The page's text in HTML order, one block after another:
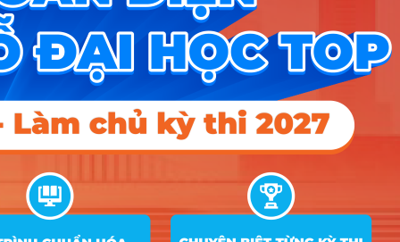
X26
25 7480201LKDTNN
Công nghệ
thông tin (Liên
kết Đài Loan)
A00;
A01;
C01;
D01;
D07;
A00;
A01;